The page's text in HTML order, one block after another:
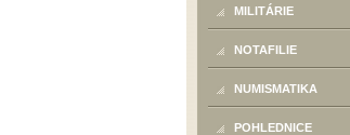
MILITÁRIE
NOTAFILIE
NUMISMATIKA
POHLEDNICE